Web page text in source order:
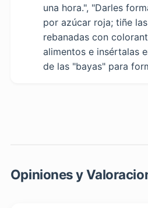
una hora.", "Darles
por azúcar roja; tiñe
rebanadas con
alimentos e insértalas
de las "bayas" para
Opiniones y